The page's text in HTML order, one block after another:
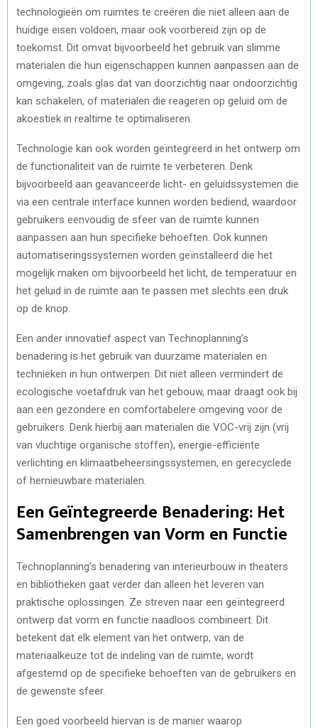
technologieën om ruimtes te creëren die niet alleen aan de
huidige eisen voldoen, maar ook voorbereid zijn op de
toekomst. Dit omvat bijvoorbeeld het gebruik van slimme
materialen die hun eigenschappen kunnen aanpassen aan de
omgeving, zoals glas dat van doorzichtig naar ondoorzichtig
kan schakelen, of materialen die reageren op geluid om de
akoestiek in realtime te optimaliseren.
Technologie kan ook worden geïntegreerd in het ontwerp om
de functionaliteit van de ruimte te verbeteren. Denk
bijvoorbeeld aan geavanceerde licht- en geluidssystemen die
via een centrale interface kunnen worden bediend, waardoor
gebruikers eenvoudig de sfeer van de ruimte kunnen
aanpassen aan hun specifieke behoeften. Ook kunnen
automatiseringssystemen worden geïnstalleerd die het
mogelijk maken om bijvoorbeeld het licht, de temperatuur en
het geluid in de ruimte aan te passen met slechts een druk
op de knop.
Een ander innovatief aspect van Technoplanning’s
benadering is het gebruik van duurzame materialen en
technieken in hun ontwerpen. Dit niet alleen vermindert de
ecologische voetafdruk van het gebouw, maar draagt ook bij
aan een gezondere en comfortabelere omgeving voor de
gebruikers. Denk hierbij aan materialen die VOC-vrij zijn (vrij
van vluchtige organische stoffen), energie-efficiënte
verlichting en klimaatbeheersingssystemen, en gerecyclede
of hernieuwbare materialen.
Een Geïntegreerde Benadering: Het
Samenbrengen van Vorm en Functie
Technoplanning’s benadering van interieurbouw in theaters
en bibliotheken gaat verder dan alleen het leveren van
praktische oplossingen. Ze streven naar een geïntegreerd
ontwerp dat vorm en functie naadloos combineert. Dit
betekent dat elk element van het ontwerp, van de
materiaalkeuze tot de indeling van de ruimte, wordt
afgestemd op de specifieke behoeften van de gebruikers en
de gewenste sfeer.
Een goed voorbeeld hiervan is de manier waarop